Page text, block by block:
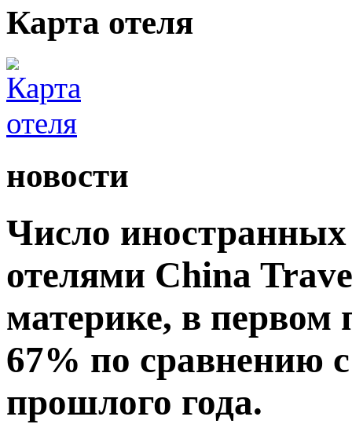
Карта отеля
новости
Число
отелями China
материке, в первом
67% по сравнению
прошлого года.